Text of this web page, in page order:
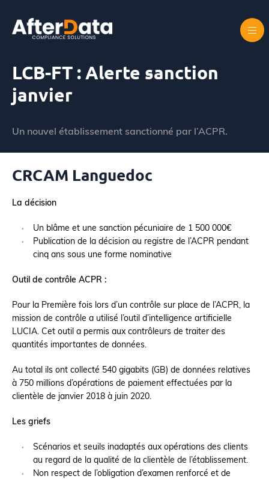
content
LCB-FT : Alerte sanction
janvier
Un nouvel établissement sanctionné par l’ACPR.
CRCAM Languedoc
La décision
Un blâme et une sanction pécuniaire de 1 500 000€
Publication de la décision au registre de l’ACPR pendant
cinq ans sous une forme nominative
Outil de contrôle ACPR :
Pour la Première fois lors d’un contrôle sur place de l’ACPR, la
mission de contrôle a utilisé l’outil d’intelligence artificielle
LUCIA. Cet outil a permis aux contrôleurs de traiter des
quantités importantes de données.
Au total ils ont collecté 540 gigabits (GB) de données relatives
à 750 millions d’opérations de paiement effectuées par la
clientèle de janvier 2018 à juin 2020.
Les griefs
Scénarios et seuils inadaptés aux opérations des clients
au regard de la qualité de la clientèle de l’établissement.
Non respect de l’obligation d’examen renforcé et de